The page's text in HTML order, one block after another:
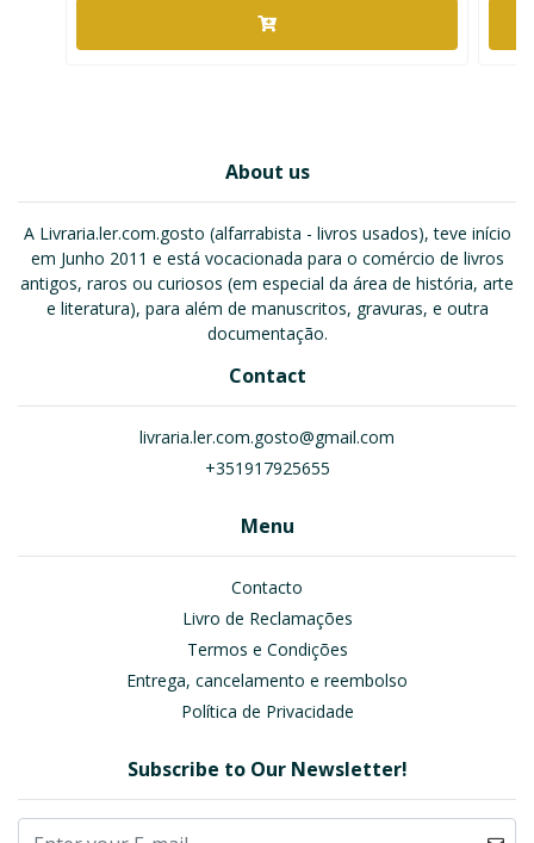
About us
A Livraria.ler.com.gosto (alfarrabista - livros usados), teve início
em Junho 2011 e está vocacionada para o comércio de livros
antigos, raros ou curiosos (em especial da área de história, arte
e literatura), para além de manuscritos, gravuras, e outra
documentação.
Contact
livraria.ler.com.gosto@gmail.com
+351917925655
Menu
Contacto
Livro de Reclamações
Termos e Condições
Entrega, cancelamento e reembolso
Política de Privacidade
Subscribe to Our Newsletter!